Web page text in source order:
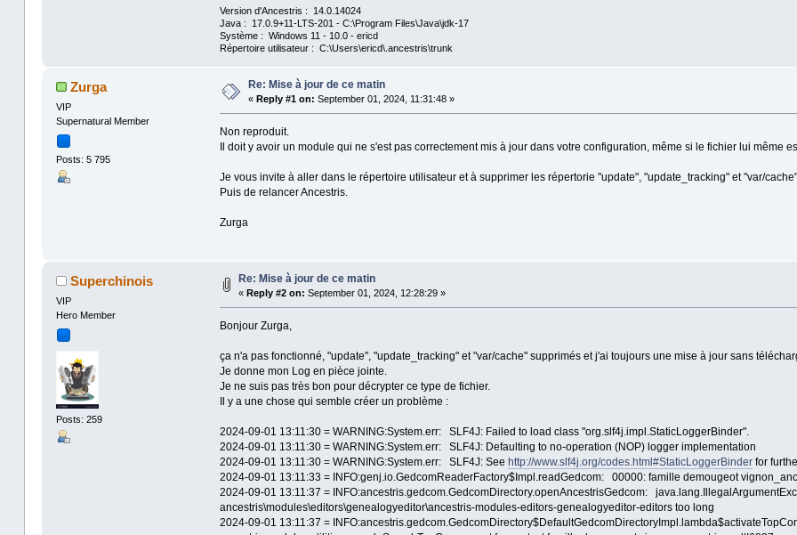
Version d'Ancestris : 14.0.14024
Java : 17.0.9+11-LTS-201 - C:\Program Files\Java\jdk-17
Système : Windows 11 - 10.0 - ericd
Répertoire utilisateur : C:\Users\ericd\.ancestris\trunk
Zurga
VIP
Supernatural Member
Posts: 5 795
Re: Mise à jour de ce matin
« Reply #1 on: September 01, 2024, 11:31:48 »
Non reproduit.
Il doit y avoir un module qui ne s'est pas correctement mis à jour dans votre configuration, même si le fichier lui même
Je vous invite à aller dans le répertoire utilisateur et à supprimer les répertorie "update", "update_tracking" et "var/
Puis de relancer Ancestris.
Zurga
Superchinois
VIP
Hero Member
Posts: 259
Re: Mise à jour de ce matin
« Reply #2 on: September 01, 2024, 12:28:29 »
Bonjour Zurga,
ça n'a pas fonctionné, "update", "update_tracking" et "var/cache" supprimés et j'ai toujours une mise à jour sans
Je donne mon Log en pièce jointe.
Je ne suis pas très bon pour décrypter ce type de fichier.
Il y a une chose qui semble créer un problème :
2024-09-01 13:11:30 = WARNING:System.err: SLF4J: Failed to load class "org.slf4j.impl.StaticLoggerBinder".
2024-09-01 13:11:30 = WARNING:System.err: SLF4J: Defaulting to no-operation (NOP) logger implementation
2024-09-01 13:11:30 = WARNING:System.err: SLF4J: See http://www.slf4j.org/codes.html#StaticLoggerBinderfor
2024-09-01 13:11:33 = INFO:genj.io.GedcomReaderFactory$Impl.readGedcom: 00000: famille demougeot
2024-09-01 13:11:37 = INFO:ancestris.gedcom.GedcomDirectory.openAncestrisGedcom:
ancestris\modules\editors\genealogyeditor\ancestris-modules-editors-genealogyeditor-editors too long
2024-09-01 13:11:37 =